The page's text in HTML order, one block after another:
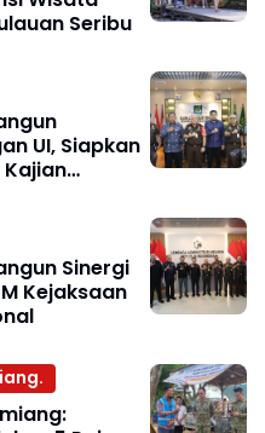
Seribu
UI, Siapkan
Sinergi
Kejaksaan